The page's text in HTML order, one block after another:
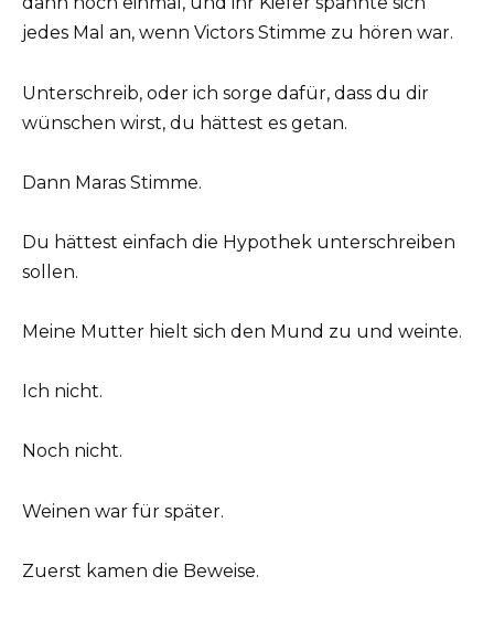
jedes Mal an, wenn Victors Stimme zu hören war.
Unterschreib, oder ich sorge dafür, dass du dir
wünschen wirst, du hättest es getan.
Dann Maras Stimme.
Du hättest einfach die Hypothek unterschreiben
sollen.
Meine Mutter hielt sich den Mund zu und weinte.
Ich nicht.
Noch nicht.
Weinen war für später.
Zuerst kamen die Beweise.